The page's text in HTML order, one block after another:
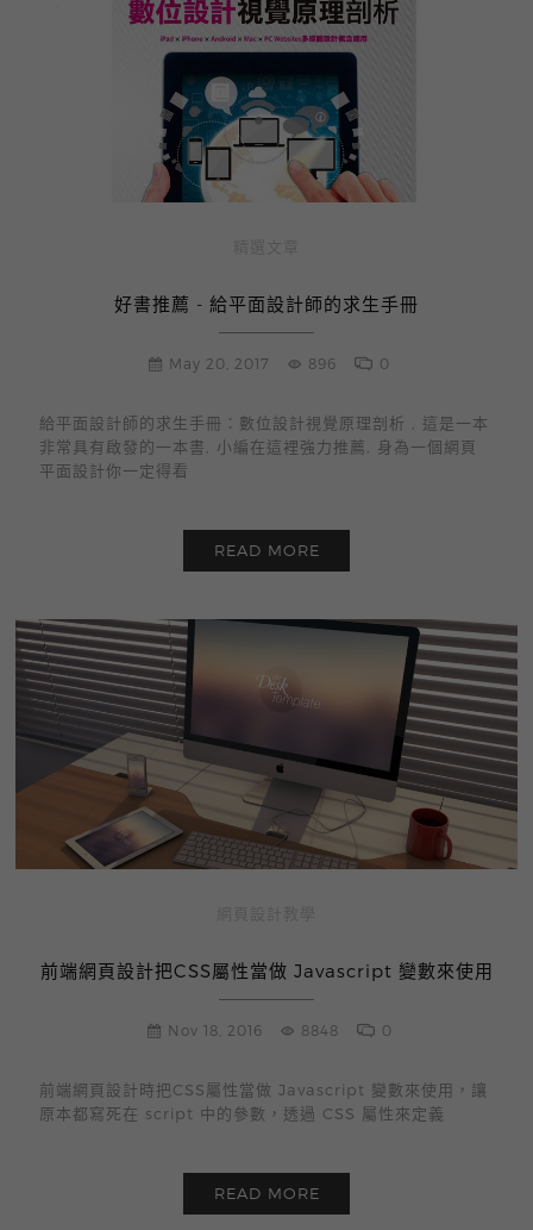
好書推薦 - 給平面設計師的求生手冊
May 20, 2017 896 0
給平面設計師的求生手冊：數位設計視覺原理剖析 , 這是一本
非常具有啟發的一本書, 小編在這裡強力推薦, 身為一個網頁
平面設計你一定得看
READ MORE
前端網頁設計把CSS屬性當做 Javascript 變數來使用
Nov 18, 2016 8848 0
前端網頁設計時把CSS屬性當做 Javascript 變數來使用，讓
原本都寫死在 script 中的參數，透過 CSS 屬性來定義
READ MORE